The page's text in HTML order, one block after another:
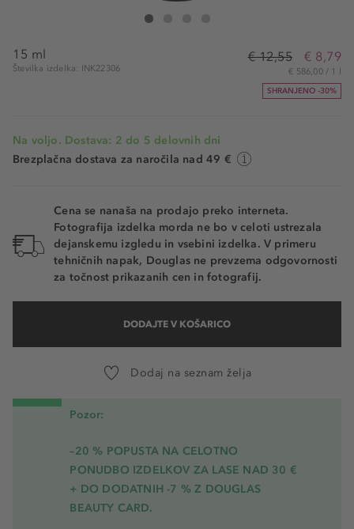
The INKEY List Succinic Acid Treatment
15 ml
Številka izdelka: INK22306
€ 12,55 € 8,79
€ 586,00 / 1 l
SHRANJENO -30%
Na voljo. Dostava: 2 do 5 delovnih dni
Brezplačna dostava za naročila nad 49 €
Cena se nanaša na prodajo preko interneta.
Fotografija izdelka morda ne bo v celoti ustrezala
dejanskemu izgledu in vsebini izdelka. V primeru
tehničnih napak, Douglas ne prevzema odgovornosti
za točnost prikazanih cen in fotografij.
DODAJTE V KOŠARICO
Dodaj na seznam želja
Pozor:
–20 % POPUSTA NA CELOTNO
PONUDBO IZDELKOV ZA LASE NAD 30 €
+ DO DODATNIH -7 % Z DOUGLAS
BEAUTY CARD.